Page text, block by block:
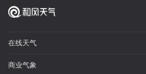
在线天气
商业气象